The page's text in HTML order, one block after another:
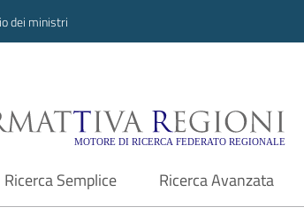
dei ministri
Regioni -
Ricerca Semplice Ricerca Avanzata